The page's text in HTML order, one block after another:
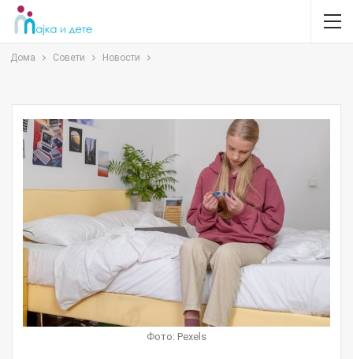
Дома Совети Новости
Фото: Pexels